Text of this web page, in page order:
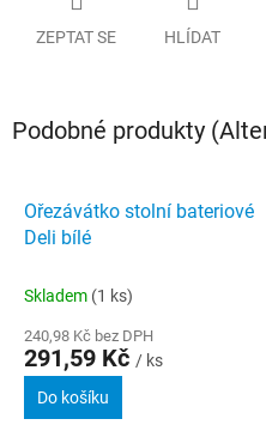
ZEPTAT SE HLÍDAT
Podobné produkty
Ořezávátko stolní bateriové
Deli bílé
Skladem (1 ks)
240,98 Kč bez DPH
291,59 Kč / ks
Do košíku